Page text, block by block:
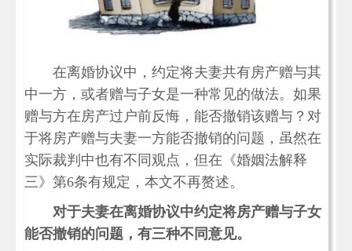
在离婚协议中，约定将夫妻共有房产赠与其
中一方，或者赠与子女是一种常见的做法。如果
赠与方在房产过户前反悔，能否撤销该赠与？对
于将房产赠与夫妻一方能否撤销的问题，虽然在
实际裁判中也有不同观点，但在《婚姻法解释
三》第6条有规定，本文不再赘述。
对于夫妻在离婚协议中约定将房产赠与子女
能否撤销的问题，有三种不同意见。